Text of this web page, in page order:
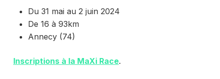
Du 31 mai au 2 juin 2024
De 16 à 93km
Annecy (74)
Inscriptions à la MaXi Race.